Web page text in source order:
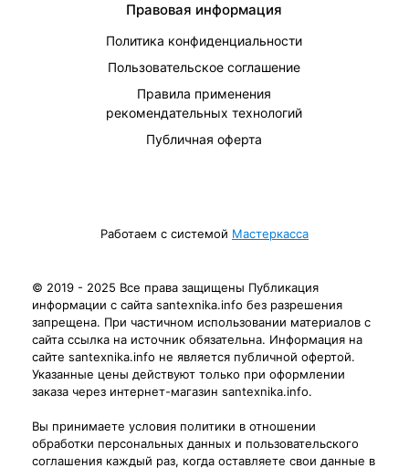
Правовая информация
Политика конфиденциальности
Пользовательское соглашение
Правила применения
рекомендательных технологий
Публичная оферта
Работаем с системой Мастеркасса
© 2019 - 2025 Все права защищены Публикация
информации с сайта santexnika.info без разрешения
запрещена. При частичном использовании материалов с
сайта ссылка на источник обязательна. Информация на
сайте santexnika.info не является публичной офертой.
Указанные цены действуют только при оформлении
заказа через интернет-магазин santexnika.info.
Вы принимаете условия политики в отношении
обработки персональных данных и пользовательского
соглашения каждый раз, когда оставляете свои данные в